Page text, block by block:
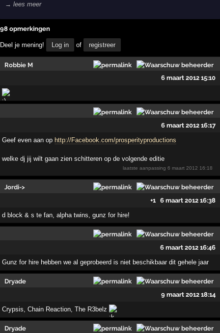
→ lees meer
98 opmerkingen
Deel je mening! Log in of registreer
Robbie M
6 maart 2012 15:10
6 maart 2012 16:17
Geef even aan op http://Facebook.com/prosperityproductions
welke dj jij wilt gaan zien schitteren op de volgende editie
laatste aanpassing6 maart 2012 16:18
Jordi->
+1
6 maart 2012 16:38
d block & s te fan, alpha twins, gunz for hire!
6 maart 2012 16:46
Gunz for hire hebben we al geprobeerd is niet beschikbaar dit gehele jaar
Dryade
9 maart 2012 18:14
Crypsis, Chain Reaction, The R3belz
Dryade